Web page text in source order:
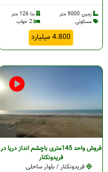
زمین 9000 متر
بنا 126 متر
مسکونی
4.800 میلیارد
فروش واحد 145متری باچشم انداز دریا در
فریدونکنار
فریدونکنار / بلوار ساحلی